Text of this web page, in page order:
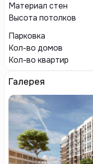
Материал стен
Высота потолков
Парковка
Кол-во домов
Кол-во квартир
Галерея